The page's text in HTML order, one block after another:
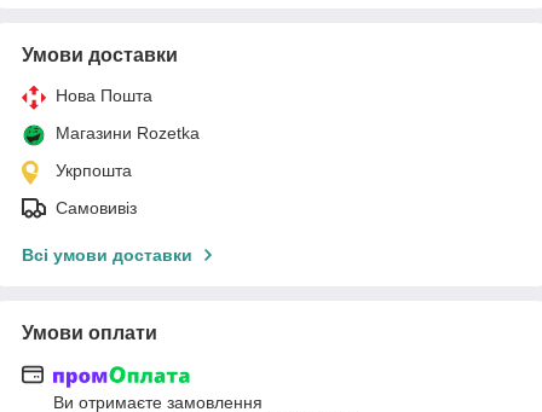
Умови доставки
Нова Пошта
Магазини Rozetka
Укрпошта
Самовивіз
Всі умови доставки
Умови оплати
Ви отримаєте замовлення